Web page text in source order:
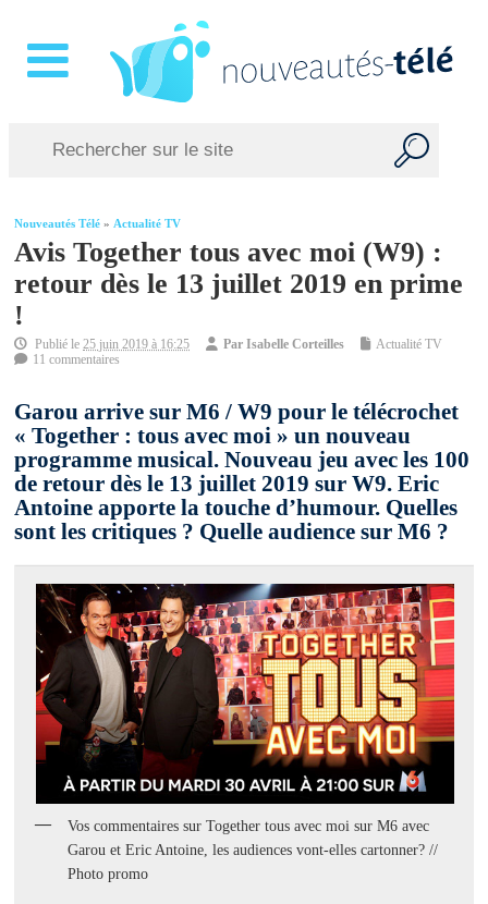
Nouveautés Télé »Actualité TV
Avis Together tous avec moi (W9) :
retour dès le 13 juillet 2019 en prime
!
Publié le25 juin 2019 à 16:25 ParIsabelle Corteilles
Actualité TV
11 commentaires
Garou arrive sur M6 / W9 pour le télécrochet
« Together : tous avec moi » un nouveau
programme musical. Nouveau jeu avec les 100
de retour dès le 13 juillet 2019 sur W9. Eric
Antoine apporte la touche d’humour. Quelles
sont les critiques ? Quelle audience sur M6 ?
Vos commentaires sur Together tous avec moi sur M6 avec
Garou et Eric Antoine, les audiences vont-elles cartonner? //
Photo promo